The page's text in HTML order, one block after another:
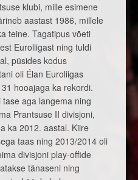
klubi, mille esimene
aastast 1986, millele
teine. Tagatipus võeti
Euroliigast ning tuldi
püsides kodus
oli Élan Euroliigas
hooajaga ka rekordi.
aga langema ning
Prantsuse II divisjoni,
ka 2012. aastal. Kiire
taas ning 2013/2014 oli
divisjoni play-offide
tänaseni ning